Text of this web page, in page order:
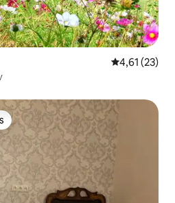
Évaluation
4,61 (23)